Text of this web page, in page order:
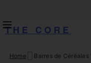
THE CORE
SkipHome Barres de